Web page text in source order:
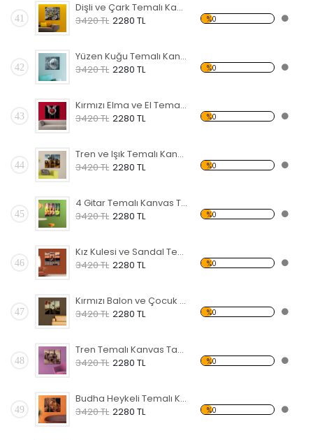
41
Dişli ve Çark Temalı Kanvas Tablo
3420 TL 2280 TL %0
42
Yüzen Kuğu Temalı Kanvas Tablo
3420 TL 2280 TL %0
43
Kırmızı Elma ve El Temalı Kanvas Tablo
3420 TL 2280 TL %0
44
Tren ve Işık Temalı Kanvas Tablo
3420 TL 2280 TL %0
45
4 Gitar Temalı Kanvas Tablo
3420 TL 2280 TL %0
46
Kız Kulesi ve Sandal Temalı Kanvas Tablo
3420 TL 2280 TL %0
47
Kırmızı Balon ve Çocuk Temalı Kanvas Tablo
3420 TL 2280 TL %0
48
Tren Temalı Kanvas Tablo
3420 TL 2280 TL %0
49
Budha Heykeli Temalı Kanvas Tablo
3420 TL 2280 TL %0